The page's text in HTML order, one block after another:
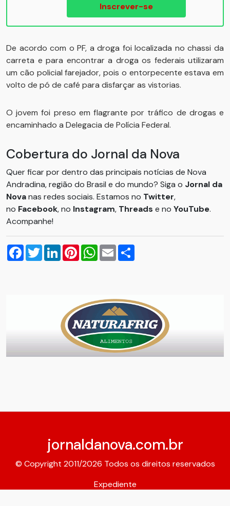
Inscrever-se
De acordo com o PF, a droga foi localizada no chassi da
carreta e para encontrar a droga os federais utilizaram
um cão policial farejador, pois o entorpecente estava em
volto de pó de café para disfarçar as vistorias.
O jovem foi preso em flagrante por tráfico de drogas e
encaminhado a Delegacia de Polícia Federal.
Cobertura do Jornal da Nova
Quer ficar por dentro das principais notícias de Nova
Andradina, região do Brasil e do mundo? Siga o Jornal da
Novanas redes sociais. Estamos no Twitter,
no Facebook, no Instagram, Threads e no YouTube.
Acompanhe!
Facebook
TwitterLinkedInPinterestWhatsApp
Email
jornaldanova.com.br
© Copyright 2011/2026 Todos os direitos reservados
Expediente